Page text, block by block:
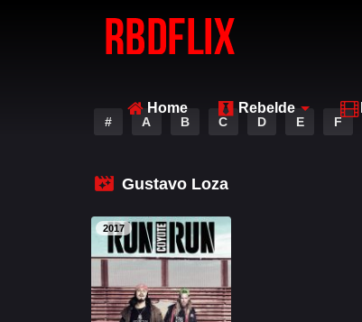
Home Rebelde
# A B C D E F
Gustavo Loza
2017